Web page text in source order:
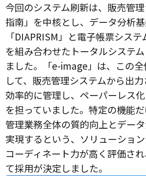
今回のシステム刷新は、販売管
指南」を中核とし、データ分析
「DIAPRISM」と電子帳票システ
を組み合わせたトータルシステ
ました。「e-image」は、この
して、販売管理システムから出
効率的に管理し、ペーパーレス
を担っていました。特定の機能
管理業務全体の質的向上とデー
実現するという、ソリューショ
コーディネート力が高く評価さ
て採用が決定しました。